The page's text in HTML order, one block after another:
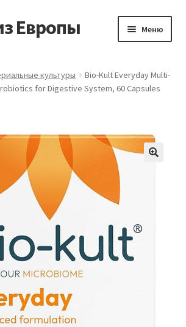
Европы Меню
культуры
Bio-Kult Everyday Multi-
for Digestive System, 60 Capsules